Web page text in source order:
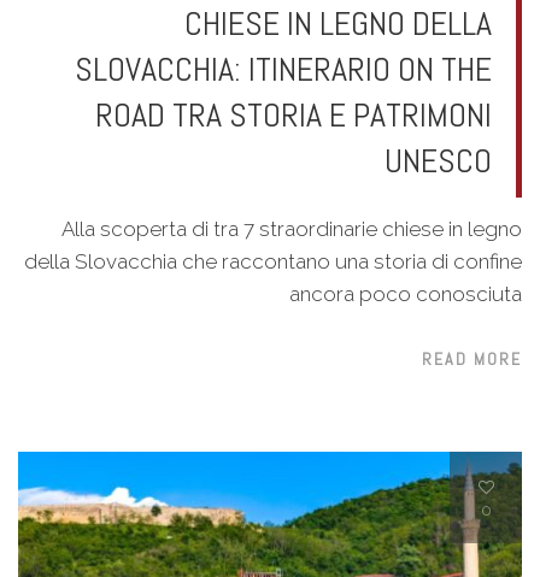
CHIESE IN LEGNO DELLA
SLOVACCHIA: ITINERARIO ON THE
ROAD TRA STORIA E PATRIMONI
UNESCO
Alla scoperta di tra 7 straordinarie chiese in legno
della Slovacchia che raccontano una storia di confine
ancora poco conosciuta
READ MORE
0